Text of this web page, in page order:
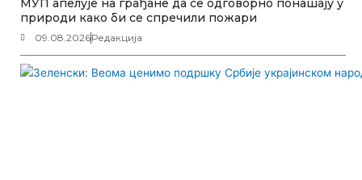
МУП апелује на грађане да се одговорно понашају у
природи како би се спречили пожари
09.08.2026Редакција